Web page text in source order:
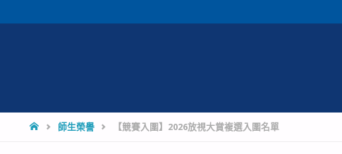
HOME師生榮譽 【競賽入圍】2026放視大賞複選入圍名單